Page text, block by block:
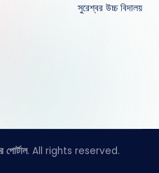
সুরেশ্বর উচ্চ বিদালয়
পোর্টাল. All rights reserved.